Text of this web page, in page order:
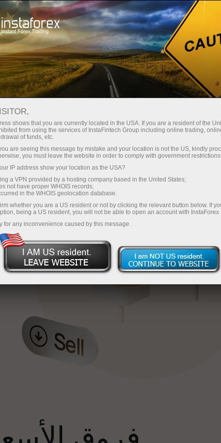
فتح الحساب الفوري منصة التداول
للمبتدئين للمستثمرين للشركاء
shows that you are currently located in the USA. If you are a resident of the
from using the services of InstaFintech Group including online trading,
of funds, etc.
are seeing this message by mistake and your location is not the US, kindly
you must leave the website in order to comply with government
IP address show your location as the USA?
a VPN provided by a hosting company based in the United States;
not have proper WHOIS records;
in the WHOIS geolocation database.
whether you are a US resident or not by clicking the relevant button below. If
being a US resident, you will not be able to open an account with InstaForex
for any inconvenience caused by this message.